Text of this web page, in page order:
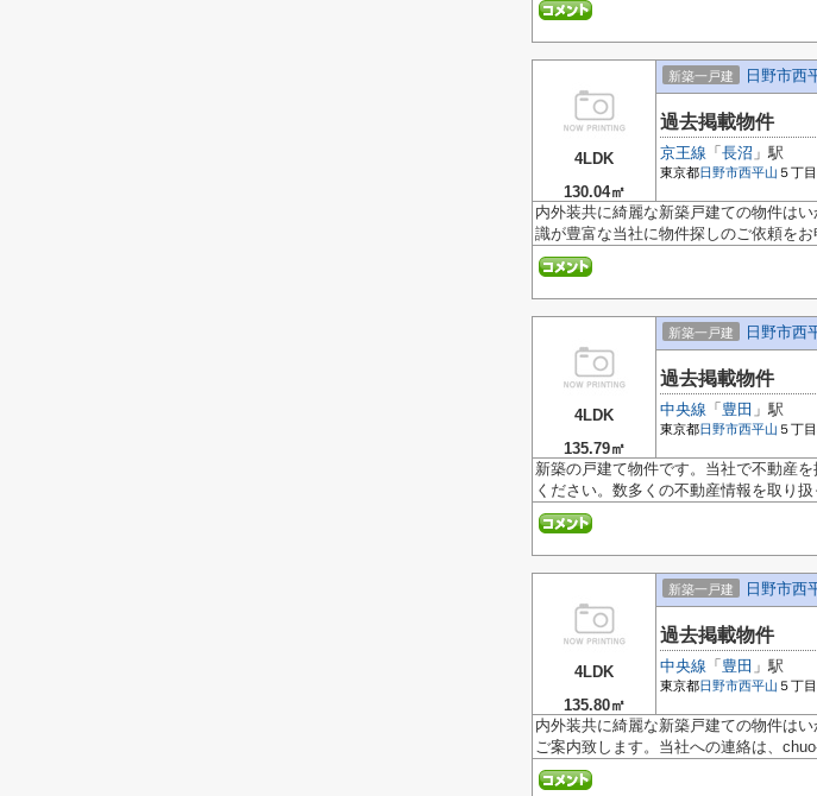
4LDK
130.04㎡
新築一戸建 日野市西
過去掲載物件
京王線 「 長沼 」駅
東京都日野市西平山 ５丁
内外装共に綺麗な新築戸建ての物件は
識が豊富な当社に物件探しのご依頼を
4LDK
135.79㎡
新築一戸建 日野市西
過去掲載物件
中央線 「 豊田 」駅
東京都日野市西平山 ５丁
新築の戸建て物件です。当社で不動産
ください。数多くの不動産情報を取り扱
4LDK
135.80㎡
新築一戸建 日野市西
過去掲載物件
中央線 「 豊田 」駅
東京都日野市西平山 ５丁
内外装共に綺麗な新築戸建ての物件は
ご案内致します。当社への連絡は、